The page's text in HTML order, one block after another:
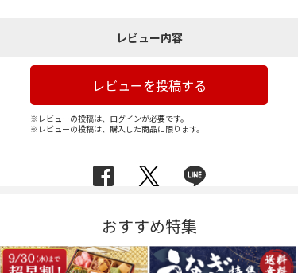
レビュー内容
レビューを投稿する
※レビューの投稿は、ログインが必要です。
※レビューの投稿は、購入した商品に限ります。
おすすめ特集